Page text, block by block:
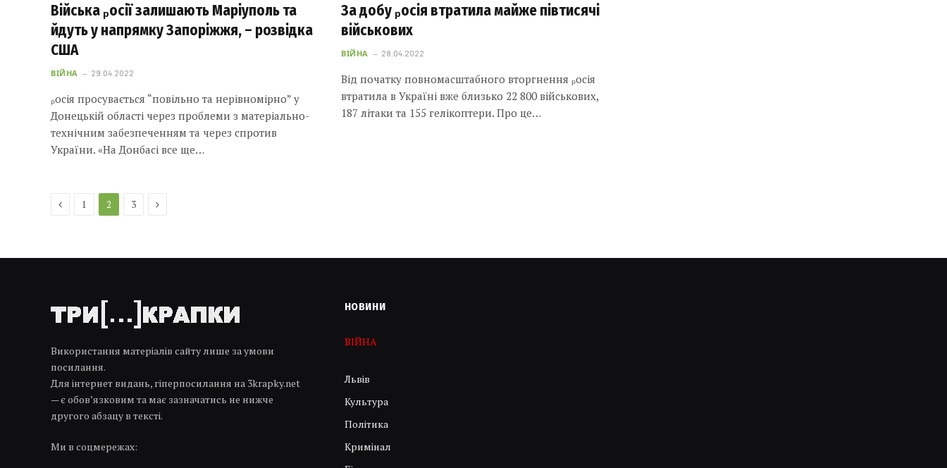
Війська ₚосії залишають Маріуполь та
йдуть у напрямку Запоріжжя, – розвідка
США
ВІЙНА 29.04.2022
ₚосія просувається “повільно та нерівномірно” у
Донецькій області через проблеми з матеріально-
технічним забезпеченням та через спротив
України. «На Донбасі все ще…
За добу ₚосія втратила майже півтисячі
військових
ВІЙНА 28.04.2022
Від початку повномасштабного вторгнення ₚосія
втратила в Україні вже близько 22 800 військових,
187 літаки та 155 гелікоптери. Про це…
Previous
1 2 3 Next
Використання матеріалів сайту лише за умови
посилання.
Для інтернет видань, гіперпосилання на 3krapky.net
— є обов’язковим та має зазначатись не нижче
другого абзацу в тексті.
Ми в соцмережах:
НОВИНИ
ВІЙНА
Львів
Культура
Політика
Кримінал